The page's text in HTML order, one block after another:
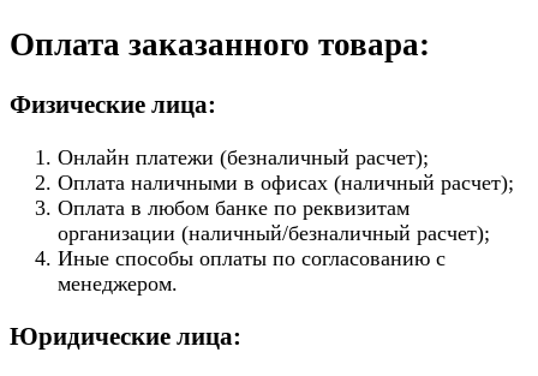
Оплата заказанного товара:
Физические лица:
Онлайн платежи (безналичный расчет);
Оплата наличными в офисах (наличный расчет);
Оплата в любом банке по реквизитам
организации (наличный/безналичный расчет);
Иные способы оплаты по согласованию с
менеджером.
Юридические лица: